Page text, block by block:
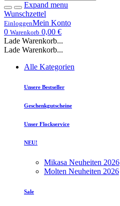
Expand menu
Wunschzettel
EinloggenMein Konto
0 Warenkorb 0,00 €
Lade Warenkorb...
Lade Warenkorb...
Alle Kategorien
Unsere Bestseller
Geschenkgutscheine
Unser Flockservice
NEU!
Mikasa Neuheiten 2026
Molten Neuheiten 2026
Sale